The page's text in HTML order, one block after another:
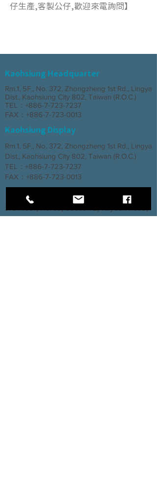
仔生產,客製公仔,歡迎來電詢問】
Kaohsiung Headquarter
Rm.1, 5F., No. 372, Zhongzheng 1st Rd., Lingya
Dist., Kaohsiung City 802, Taiwan (R.O.C.)
TEL：+886-7-723-7237
FAX：+886-7-723-0013
Kaohsiung Display
Rm.1, 5F., No. 372, Zhongzheng 1st Rd., Lingya
Dist., Kaohsiung City 802, Taiwan (R.O.C.)
TEL：+886-7-723-7237
FAX：+886-7-723-0013
Taichung Branch
3rd Floor, No. 66, Section 2, Taiyuan Road,
North District, Taichung City